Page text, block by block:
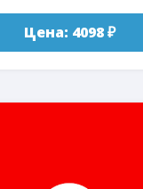
Цена: 4098 ₽